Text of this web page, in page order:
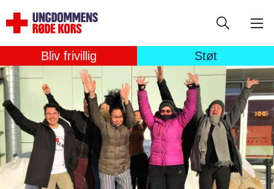
til
hovedindhold
Søg
Bliv frivillig Støt